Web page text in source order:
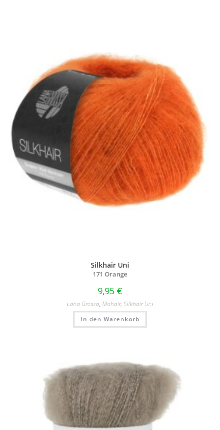
Silkhair Uni
171 Orange
9,95 €
Lana Grossa, Mohair, Silkhair Uni
In den Warenkorb